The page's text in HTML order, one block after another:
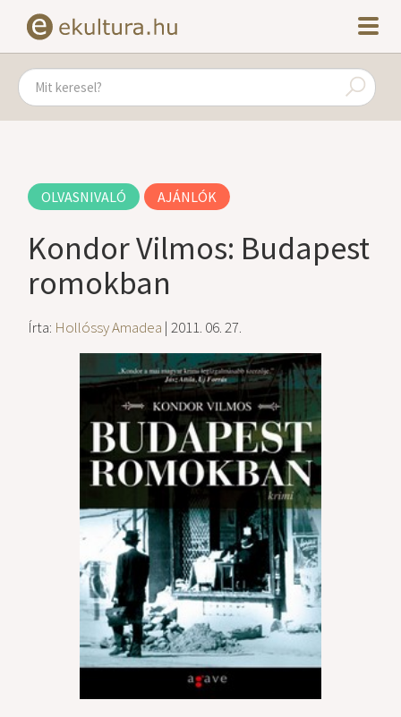
OLVASNIVALÓ AJÁNLÓK
Kondor Vilmos: Budapest
romokban
Írta: Hollóssy Amadea | 2011. 06. 27.